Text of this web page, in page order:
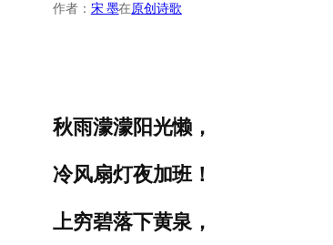
作者： 宋 墨在原创诗歌
秋雨濛濛阳光懒，
冷风扇灯夜加班！
上穷碧落下黄泉，